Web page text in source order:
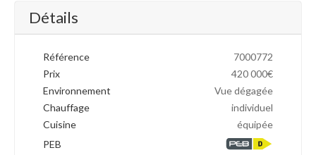
Détails
Référence
7000772
Prix
420 000€
Environnement
Vue dégagée
Chauffage
individuel
Cuisine
équipée
PEB